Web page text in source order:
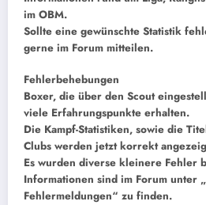
im OBM.
Sollte eine gewünschte Statistik
gerne im Forum mitteilen.
Fehlerbehebungen
Boxer, die über den Scout
viele Erfahrungspunkte erhalten.
Die Kampf-Statistiken, sowie die
Clubs werden jetzt korrekt
Es wurden diverse kleinere Fehler
Informationen sind im Forum unter
Fehlermeldungen“ zu finden.